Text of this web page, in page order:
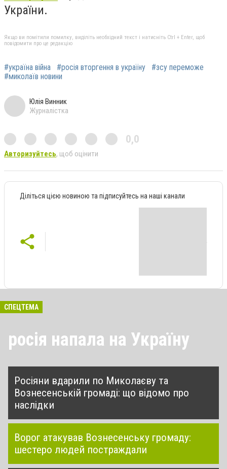
України.
Якщо ви помітили помилку, виділіть необхідний текст і натисніть Ctrl + Enter, щоб
повідомити про це редакцію
#україна війна #росія вторгення в україну
#зсу переможе
#миколаїв новини
Юлія Винник
Журналістка
0,0
Авторизуйтесь, щоб оцінити
Діліться цією новиною та підписуйтесь на наші канали
СПЕЦТЕМА
росія напала на Україну
Росіяни вдарили по Миколаєву та
Вознесенській громаді: що відомо про
наслідки
Ворог атакував Вознесенську громаду:
шестеро людей постраждали